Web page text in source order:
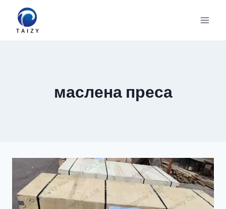
съдържанието
маслена преса